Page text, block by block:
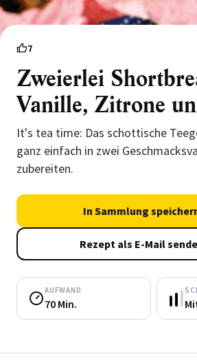
7
Zweierlei
Vanille, Zitrone
It's tea time: Das schottische
ganz einfach in zwei
zubereiten.
In Sammlung
Rezept als E-Mail
AUFWAND
70 Min.